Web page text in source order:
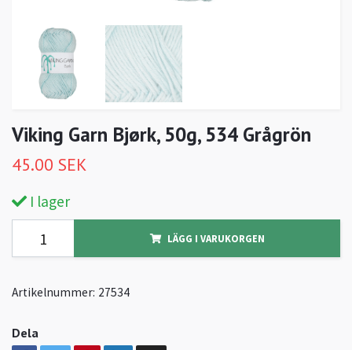
Viking Garn Bjørk, 50g, 534 Grågrön
45.00 SEK
I lager
LÄGG I VARUKORGEN
Artikelnummer: 27534
Dela